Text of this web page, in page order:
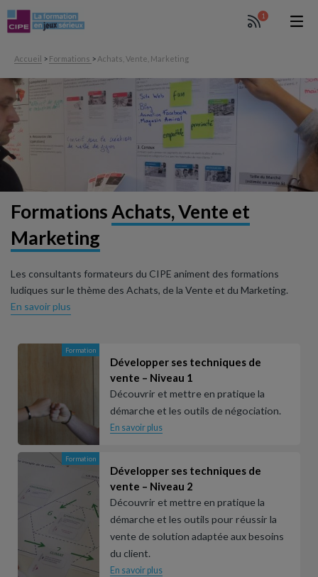
1
Accueil > Formations > Achats, Vente, Marketing
FormationsAchats, Vente et
Marketing
Les consultants formateurs du CIPE animent des formations
ludiques sur le thème des Achats, de la Vente et du Marketing.
En savoir plus
Formation
Développer ses techniques de
vente – Niveau 1
Découvrir et mettre en pratique la
démarche et les outils de négociation.
En savoir plus
Formation
Développer ses techniques de
vente – Niveau 2
Découvrir et mettre en pratique la
démarche et les outils pour réussir la
vente de solution adaptée aux besoins
du client.
En savoir plus